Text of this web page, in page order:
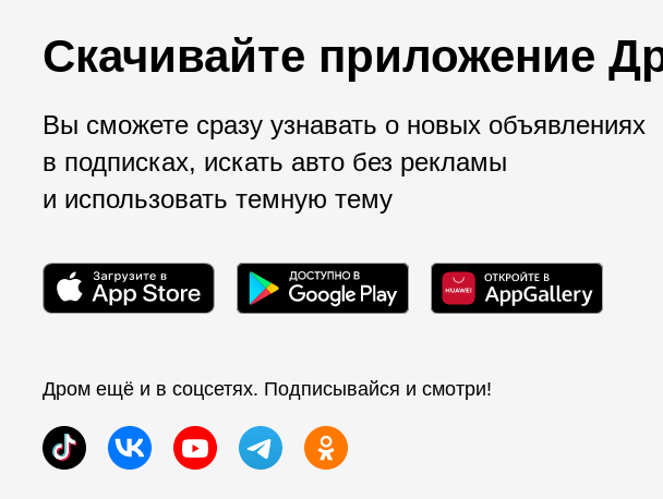
Скачивайте приложение
Вы сможете сразу узнавать о новых объявлениях
в подписках, искать авто без рекламы
и использовать темную тему
Дром ещё и в соцсетях. Подписывайся и смотри!